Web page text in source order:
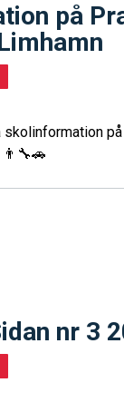
på
skolinformation
nr 3